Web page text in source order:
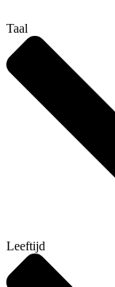
Taal
Leeftijd